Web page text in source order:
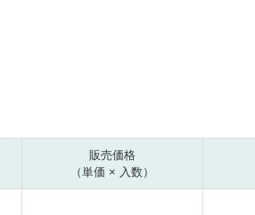
販売価格
（単価 × 入数）